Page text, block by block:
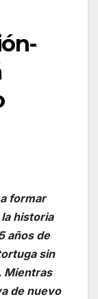
formar
historia
años de
sin
Mientras
de nuevo